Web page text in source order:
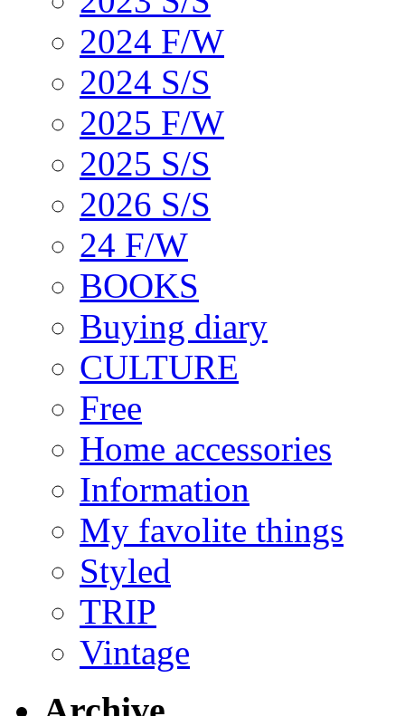
2024 F/W
2024 S/S
2025 F/W
2025 S/S
2026 S/S
24 F/W
BOOKS
Buying diary
CULTURE
Free
Home accessories
Information
My favolite things
Styled
TRIP
Vintage